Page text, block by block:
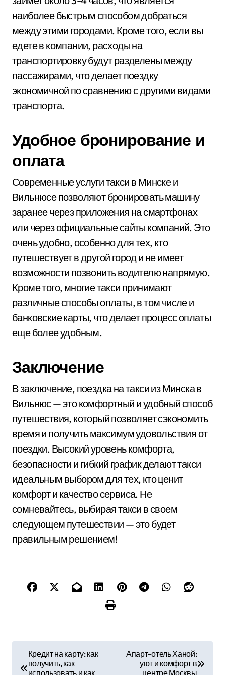
наиболее быстрым способом добраться
между этими городами. Кроме того, если вы
едете в компании, расходы на
транспортировку будут разделены между
пассажирами, что делает поездку
экономичной по сравнению с другими видами
транспорта.
Удобное бронирование и
оплата
Современные услуги такси в Минске и
Вильнюсе позволяют бронировать машину
заранее через приложения на смартфонах
или через официальные сайты компаний. Это
очень удобно, особенно для тех, кто
путешествует в другой город и не имеет
возможности позвонить водителю напрямую.
Кроме того, многие такси принимают
различные способы оплаты, в том числе и
банковские карты, что делает процесс оплаты
еще более удобным.
Заключение
В заключение, поездка на такси из Минска в
Вильнюс — это комфортный и удобный способ
путешествия, который позволяет сэкономить
время и получить максимум удовольствия от
поездки. Высокий уровень комфорта,
безопасности и гибкий график делают такси
идеальным выбором для тех, кто ценит
комфорт и качество сервиса. Не
сомневайтесь, выбирая такси в своем
следующем путешествии — это будет
правильным решением!
Кредит на карту: как
получить, как
использовать и как
Апарт-отель Ханой:
уют и комфорт в
центре Москвы